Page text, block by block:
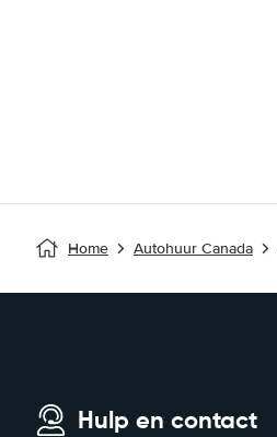
Home Autohuur Canada
Hulp en contact